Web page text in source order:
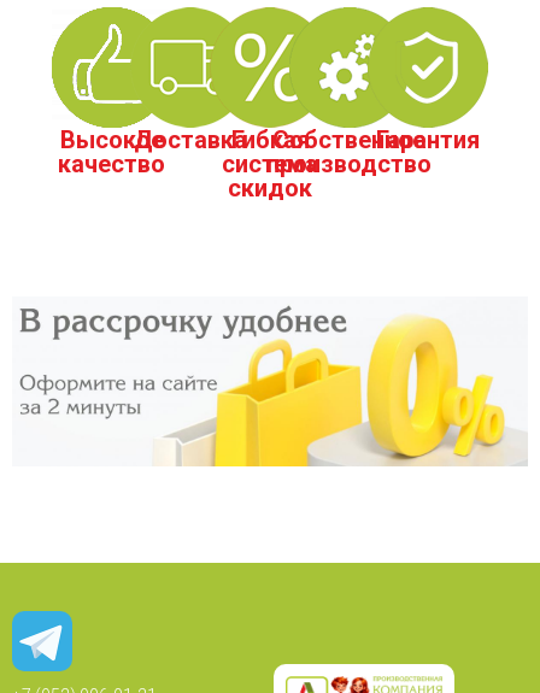
Высокое
качество
ДоставкаГибкая
система
скидок
Собственное
производство
Гарантия